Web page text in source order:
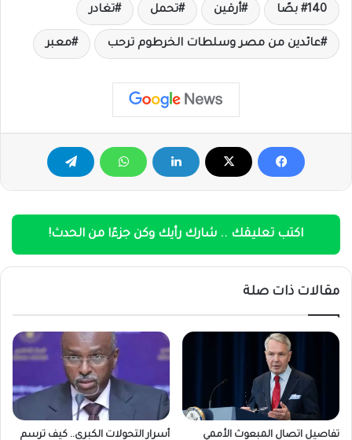
140 بصًا أرقين تحمل تغادر
عائدين من مصر وسلطات الخرطوم ترحب معبر
اكتب تعليقك .. شارك رأيك وكن جزءًا من الحدث!
مقالات ذات صلة
تفاصيل اتصال المبعوث الأممي
أسرار التحولات الكبرى.. كيف ترسم